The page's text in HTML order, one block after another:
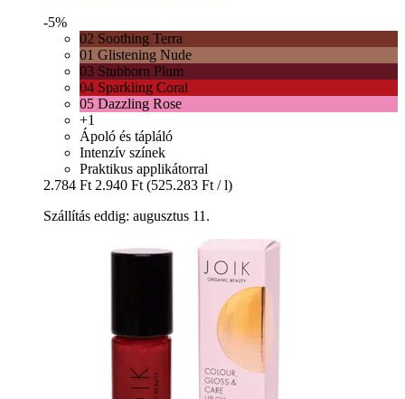
-5%
02 Soothing Terra
01 Glistening Nude
03 Stubborn Plum
04 Sparkling Coral
05 Dazzling Rose
+1
Ápoló és tápláló
Intenzív színek
Praktikus applikátorral
2.784 Ft 2.940 Ft (525.283 Ft / l)
Szállítás eddig: augusztus 11.